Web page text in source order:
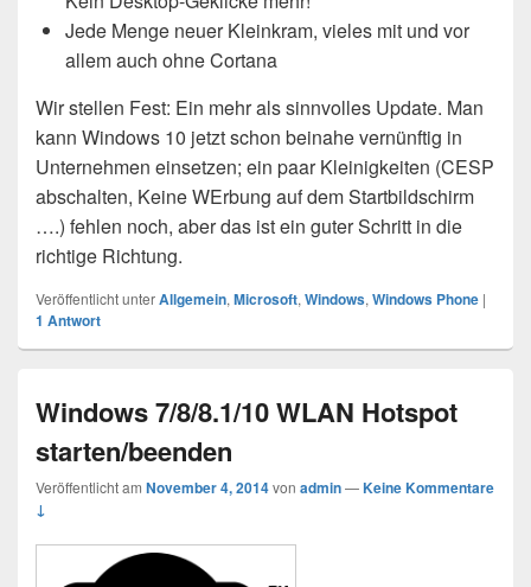
Jede Menge neuer Kleinkram, vieles mit und vor
allem auch ohne Cortana
Wir stellen Fest: Ein mehr als sinnvolles Update. Man
kann Windows 10 jetzt schon beinahe vernünftig in
Unternehmen einsetzen; ein paar Kleinigkeiten (CESP
abschalten, Keine WErbung auf dem Startbildschirm
….) fehlen noch, aber das ist ein guter Schritt in die
richtige Richtung.
Veröffentlicht unterAllgemein, Microsoft, Windows, Windows Phone |
1 Antwort
Windows 7/8/8.1/10 WLAN Hotspot
starten/beenden
Veröffentlicht am November 4, 2014von admin—Keine Kommentare
↓